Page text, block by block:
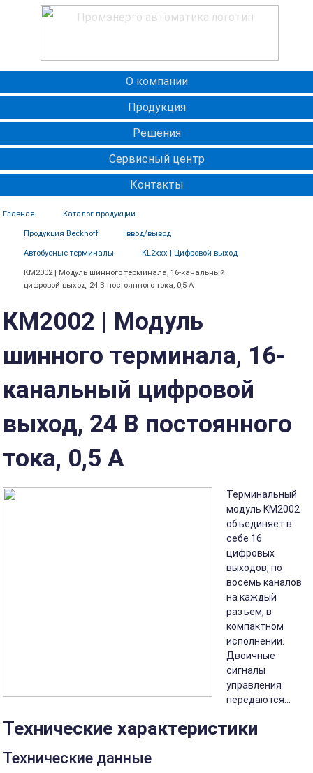
О компании
Продукция
Решения
Сервисный центр
Контакты
Главная Каталог продукции
Продукция Beckhoff ввод/вывод
Автобусные терминалы KL2xxx | Цифровой выход
КМ2002 | Модуль шинного терминала, 16-канальный
цифровой выход, 24 В постоянного тока, 0,5 А
КМ2002 | Модуль
шинного терминала, 16-
канальный цифровой
выход, 24 В постоянного
тока, 0,5 А
Терминальный
модуль KM2002
объединяет в
себе 16
цифровых
выходов, по
восемь каналов
на каждый
разъем, в
компактном
исполнении.
Двоичные
сигналы
управления
передаются...
Технические характеристики
Технические данные